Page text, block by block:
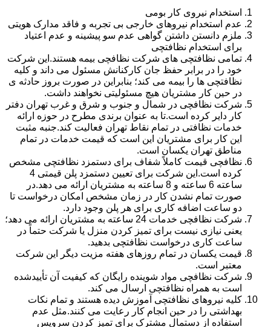
استخدام نیروی کار بومی
عدم استخدام نیروهای خارجی بی تجربه و فاقد مدارک هویتی
ملزم دانستن داشتن گواهی عدم سو پیشینه و عدم اعتیاد
برای استخدام نظافتچی
تمامی نظافتچی های شرکت نظافچی بیمه هستند.این شرکت
خود را در برابر حفظ جان کارکنانش مسئول می داند و کلیه
نظافتچی ها را بیمه می کند؛ بنابراین در صورت بروز حادثه ی
در حین کار مشتریان هیچ مسئولیتی نخواهند داشت.
شرکت نظافچی در شمال و جنوب و شرق و غرب تهران دفتر
کار دایر کرده است.تا به عنوان برندی مطرح در حوزه ارائه
خدمات نظافتی در تمام نقاط تهران فعالیت کند.جنبه مثبت
این کار برای مشتریان این است که قیمت خدمات در تمام
مناطق تهران یکسان است.
نظافچی قیمت کاملاً شفاف برای دستمزد نظافتچی مشخص
کرده است.این شرکت برای تعیین دستمزد پلن قیمتی 4
ساعته 6 ساعته و 8 ساعته به مشتریان ارائه می دهد.در
صورت تمام نشدن کار در زمان مشخص امکان درخواست تا
دو ساعت اضافه کاری برای هر پلن وجود دارد.
شرکت نظافچی خدمات 24 ساعته به مشتریان ارائه می دهد؛
یعنی نیازی نیست برای تمیز کردن منزل یا شرکت حتماً در
ساعت کاری درخواست نظافتچی بدهید.
قیمت یکسان در تمام روزهای هفته مزیت دیگر این شرکت
معتبر است.
شرکت نظافچی مواد شوینده رایگان که کیفیت آن تأییدشده
است به همراه نظافتچی ارسال می کند.
کلیه نیروهای نظافتچی آموزش دیده هستند و تمام نکات
بهداشتی را در حین انجام کار رعایت می کنند.مثل عدم
استفاده از دستمال مشترک برای تمیز کردن سرویس